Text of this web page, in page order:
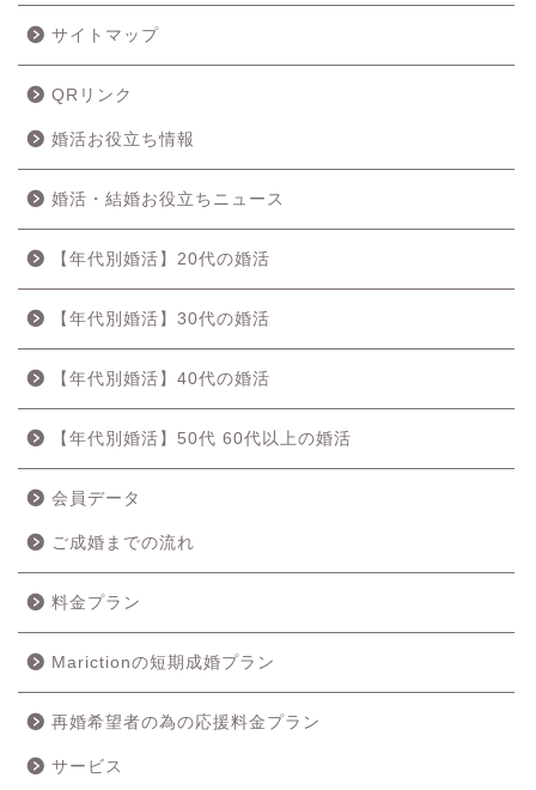
サイトマップ
QRリンク
婚活お役立ち情報
婚活・結婚お役立ちニュース
【年代別婚活】20代の婚活
【年代別婚活】30代の婚活
【年代別婚活】40代の婚活
【年代別婚活】50代 60代以上の婚活
会員データ
ご成婚までの流れ
料金プラン
Marictionの短期成婚プラン
再婚希望者の為の応援料金プラン
サービス